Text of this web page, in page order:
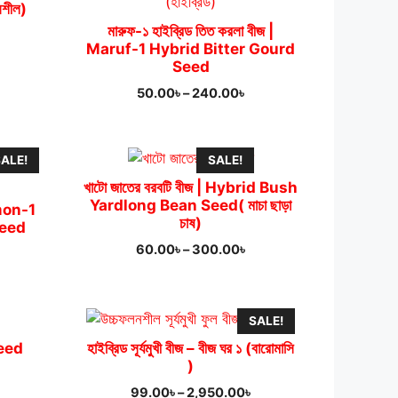
মারুফ-১ হাইব্রিড তিত করলা বীজ |
Maruf-1 Hybrid Bitter Gourd
Seed
50.00৳–240.00৳Price
through
1
SALE!
খাটো জাতের বরবটি বীজ | Hybrid Bush
Yardlong Bean Seed( মাচা ছাড়া
চাষ)
60.00৳–300.00৳Price
through
300.00৳
SALE!
হাইব্রিড সূর্যমুখী বীজ – বীজ ঘর ১ (বারোমাসি
)
99.00৳–2,950.00৳Price